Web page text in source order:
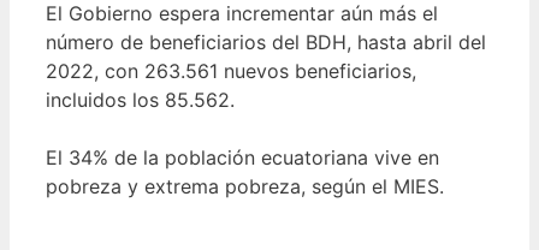
El Gobierno espera incrementar aún más el
número de beneficiarios del BDH, hasta abril del
2022, con 263.561 nuevos beneficiarios,
incluidos los 85.562.
El 34% de la población ecuatoriana vive en
pobreza y extrema pobreza, según el MIES.